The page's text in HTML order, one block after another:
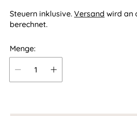
e
g
l
r
Steuern inklusive. Versand wird an
berechnet.
Menge: